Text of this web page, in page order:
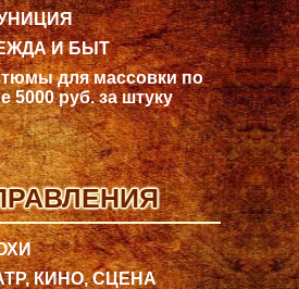
И БЫТ
для массовки по
5000 руб. за штуку
КИНО, СЦЕНА